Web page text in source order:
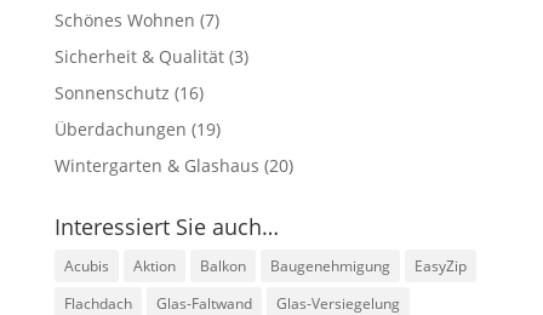
Schönes Wohnen (7)
Sicherheit & Qualität(3)
Sonnenschutz (16)
Überdachungen (19)
Wintergarten & Glashaus (20)
Interessiert Sie auch…
Acubis Aktion Balkon Baugenehmigung
EasyZip
Flachdach
Glas-Faltwand
Glas-Versiegelung